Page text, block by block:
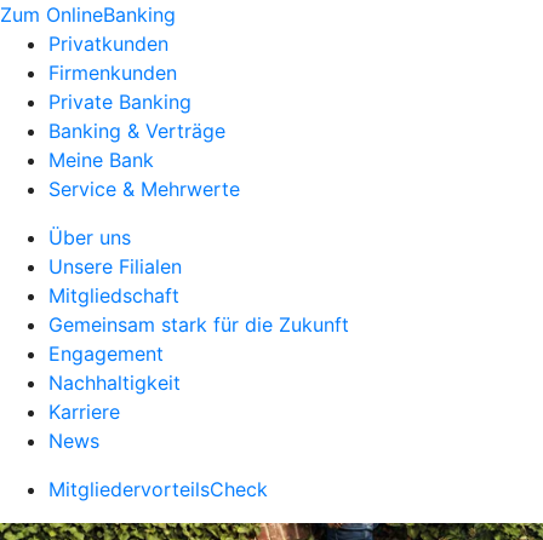
Zum OnlineBanking
Privatkunden
Firmenkunden
Private Banking
Banking & Verträge
Meine Bank
Service & Mehrwerte
Über uns
Unsere Filialen
Mitgliedschaft
Gemeinsam stark für die Zukunft
Engagement
Nachhaltigkeit
Karriere
News
MitgliedervorteilsCheck